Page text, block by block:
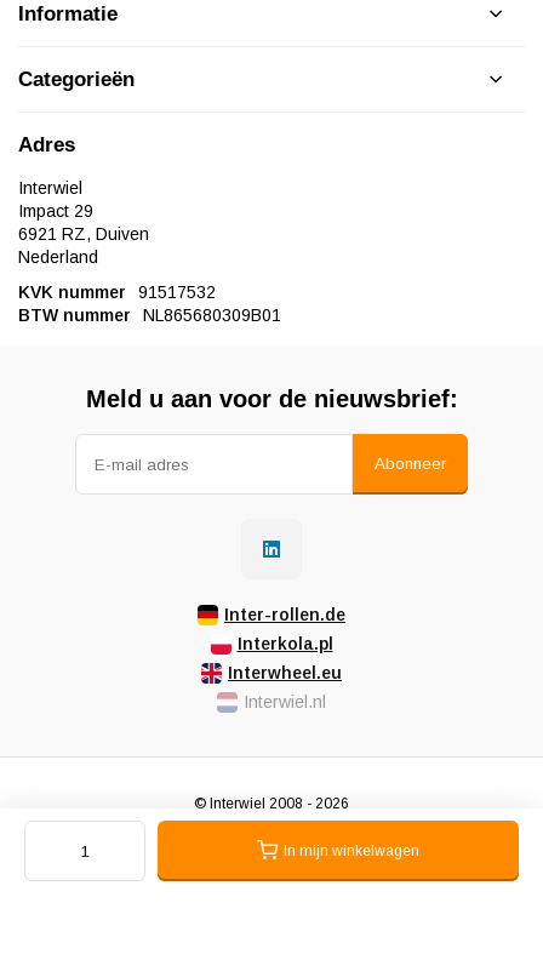
In mijn winkelwagen
Informatie
Categorieën
Adres
Interwiel
Impact 29
6921 RZ, Duiven
Nederland
KVK nummer
91517532
BTW nummer
NL865680309B01
Meld u aan voor de nieuwsbrief:
Abonneer
Inter-rollen.de
Interkola.pl
Interwheel.eu
Interwiel.nl
© Interwiel 2008 - 2026